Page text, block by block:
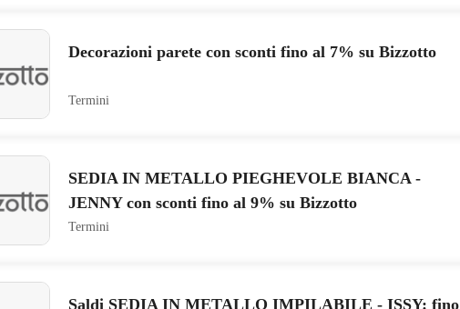
Decorazioni parete con sconti fino al 7% su Bizzotto
Termini
SEDIA IN METALLO PIEGHEVOLE BIANCA -
JENNY con sconti fino al 9% su Bizzotto
Termini
Saldi SEDIA IN METALLO IMPILABILE - ISSY: fino